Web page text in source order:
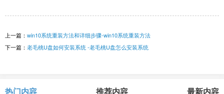
上一篇： win10系统重装方法和详细步骤-win10系统重装方法
下一篇： 老毛桃U盘如何安装系统 -老毛桃U盘怎么安装系统
热门内容 推荐内容 最新内容